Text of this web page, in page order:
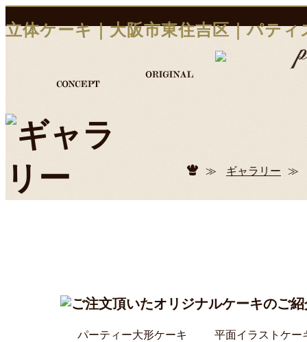
立体ケーキ｜大阪市東住吉区｜パティ
≫ ギャラリー ≫
パーティー大形ケーキ
平面イラストケー